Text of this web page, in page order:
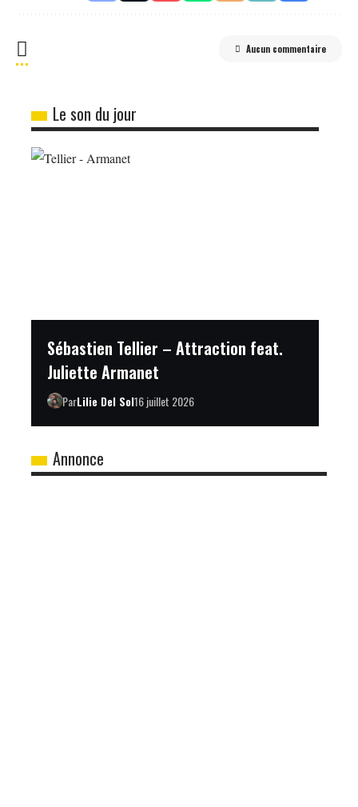
Aucun commentaire
Le son du jour
Sébastien Tellier – Attraction feat.
Juliette Armanet
ParLilie Del Sol16 juillet 2026
Annonce